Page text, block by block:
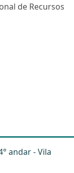
de Recursos
andar - Vila